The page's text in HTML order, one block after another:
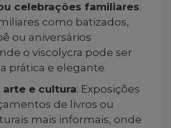
celebrações familiares:
como batizados,
ou aniversários
o viscolycra pode ser
prática e elegante.
arte e cultura: Exposições
de livros ou
mais informais, onde